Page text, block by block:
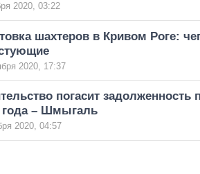
2020, 03:22
шахтеров в Кривом Роге:
2020, 17:37
погасит задолженность
года – Шмыгаль
2020, 04:57